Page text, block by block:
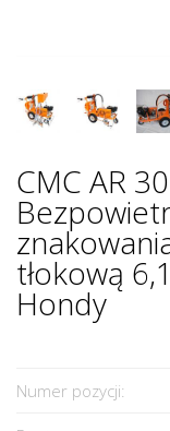
CMC AR
tłokową
Hondy
Numer pozycji: